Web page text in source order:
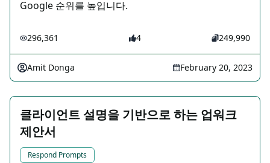
Google 순위를 높입니다.
296,361 4 249,990
Amit Donga February 20, 2023
클라이언트 설명을 기반으로 하는 업워크
제안서
Respond Prompts